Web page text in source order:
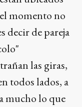
momento no
decir de pareja
las giras,
todos lados, a
mucho lo que